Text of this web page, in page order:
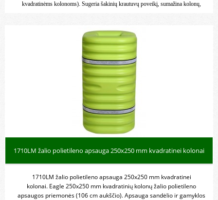
kvadratinėms kolonoms). Sugeria šakinių krautuvų poveikį, sumažina kolonų,
1710LM žalio polietileno apsauga 250x250 mm kvadratinei kolonai
1710LM žalio polietileno apsauga 250x250 mm kvadratinei
kolonai. Eagle 250x250 mm kvadratinių kolonų žalio polietileno
apsaugos priemonės (106 cm aukščio). Apsauga sandėlio ir gamyklos